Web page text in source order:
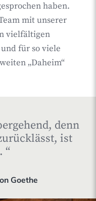
haben.
mit unserer
vielfältigen
für so viele
„Daheim“
denn
ist
“
Goethe